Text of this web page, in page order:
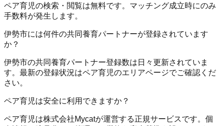
ペア育児の検索・閲覧は無料です。マッチング成立時にのみ
手数料が発生します。
伊勢市には何件の共同養育パートナーが登録されています
か？
伊勢市の共同養育パートナー登録数は日々更新されていま
す。最新の登録状況はペア育児のエリアページでご確認くだ
さい。
ペア育児は安全に利用できますか？
ペア育児は株式会社Mycatが運営する正規サービスです。個